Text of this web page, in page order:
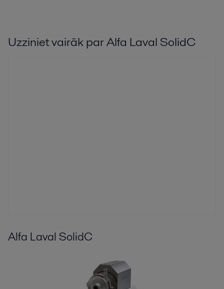
Uzziniet vairāk par Alfa Laval SolidC
Alfa Laval SolidC